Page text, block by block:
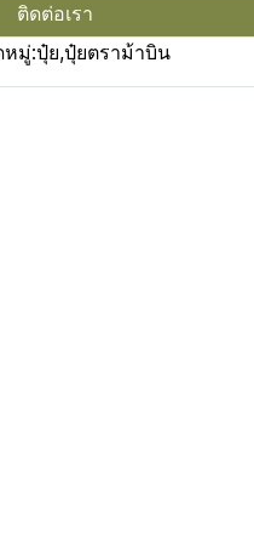
ติดต่อเรา
มู่:ปุ๋ย,ปุ๋ยตราม้าบิน